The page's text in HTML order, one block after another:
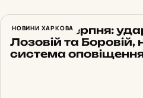
НОВИНИ ХАРКОВА
Харків 6 серпня:
Лозовій та Боровій,
система